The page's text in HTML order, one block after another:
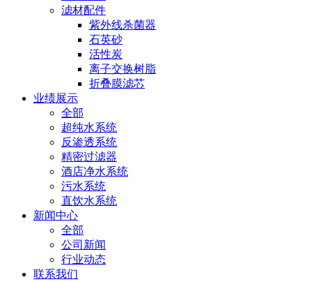
滤材配件
紫外线杀菌器
石英砂
活性炭
离子交换树脂
折叠膜滤芯
业绩展示
全部
超纯水系统
反渗透系统
精密过滤器
酒店净水系统
污水系统
直饮水系统
新闻中心
全部
公司新闻
行业动态
联系我们